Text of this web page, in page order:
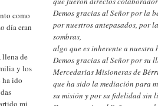
como
día eran
llena de
y los
ha ido
mi
Demos gracias al Señor por la
por nuestros antepasados, por
sombras,
algo que es inherente a nuestra
Demos gracias al Señor por su
Mercedarias Misioneras de
que ha sido la mediación para
su misión y por su fidelidad sin